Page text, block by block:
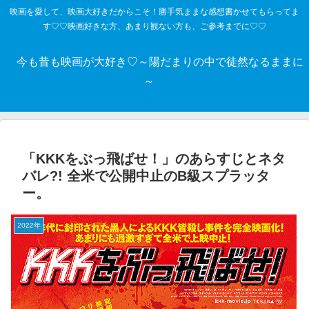
映画を愛して、映画大好きだからこそ！勝手気ままな感想書かせてもらってま
す♡♡映画好きな方、あまり観ない方も、ご参考までに♡♡
今も昔も映画が大好き♡～陽だまりの中で徒然なるままに
～
「KKKをぶっ飛ばせ！」のあらすじとネタ
バレ?! 全米で公開中止のB級スプラッタ
ー。
2022年